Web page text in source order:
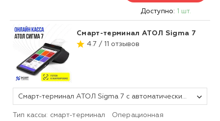
Доступно: 1 шт.
Смарт-терминал АТОЛ Sigma 7
4.7 / 11 отзывов
Смарт-терминал АТОЛ Sigma 7 с автоматическим тарифом SIGMA и ИТС (без ФН, 5.0)
Тип кассы: смарт-терминал
Операционная